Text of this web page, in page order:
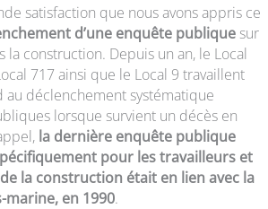
satisfaction que nous avons appris ce
d’une enquête publique sur
la construction. Depuis un an, le Local
717 ainsi que le Local 9 travaillent
au déclenchement systématique
lorsque survient un décès en
la dernière enquête publique
pour les travailleurs et
la construction était en lien avec la
marine, en 1990.